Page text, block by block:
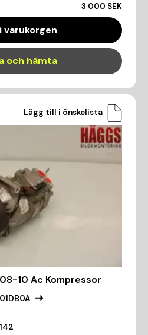
3 000 SEK
varukorgen
och hämta
Lägg till i önskelista
10 Ac Kompressor